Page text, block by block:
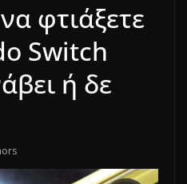
φτιάξετε
Switch
ή δε